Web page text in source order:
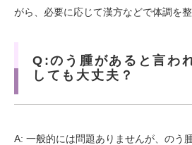
がら、必要に応じて漢方などで体調を整
Q:のう腫があると言わ
しても大丈夫？
A: 一般的には問題ありませんが、のう